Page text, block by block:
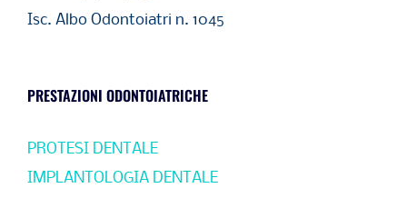
Isc. Albo Odontoiatri n. 1045
PRESTAZIONI ODONTOIATRICHE
PROTESI DENTALE
IMPLANTOLOGIA DENTALE